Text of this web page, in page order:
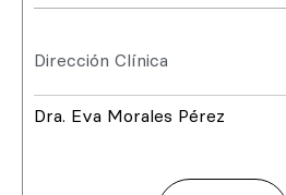
Dirección Clínica
Dra. Eva Morales Pérez